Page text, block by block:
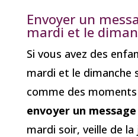
Envoyer un
mardi et le
Si vous avez des
mardi et le dimanche
comme des
envoyer un
mardi soir, veille de